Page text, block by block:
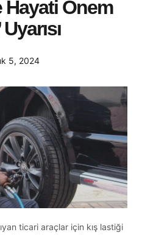
Hayati Önem
5, 2024
ticari araçlar için kış lastiği